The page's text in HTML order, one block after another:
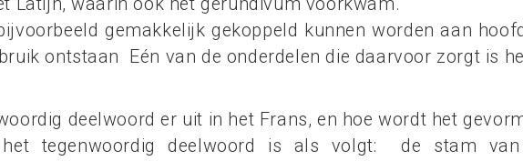
gemakkelijk gekoppeld kunnen worden aan
ontstaan Eén van de onderdelen die daarvoor zorgt is
deelwoord er uit in het Frans, en hoe wordt het
tegenwoordig deelwoord is als volgt: de stam van